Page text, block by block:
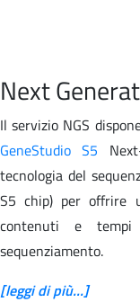
Next
Il servizio NGS
GeneStudio S5
tecnologia del
S5 chip) per offrire
contenuti e
sequenziamento.
[leggi di più...]